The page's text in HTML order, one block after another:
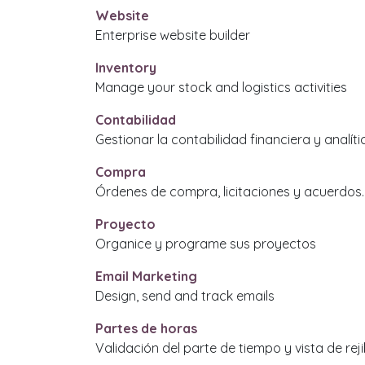
Website
Enterprise website builder
Inventory
Manage your stock and logistics activities
Contabilidad
Gestionar la contabilidad financiera y
Compra
Órdenes de compra, licitaciones y acuerdos.
Proyecto
Organice y programe sus proyectos
Email Marketing
Design, send and track emails
Partes de horas
Validación del parte de tiempo y vista de